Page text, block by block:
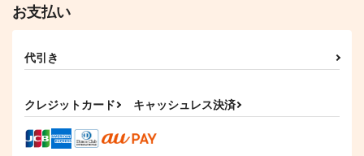
お支払い
代引き
クレジットカード キャッシュレス決済